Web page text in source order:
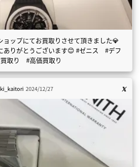
ップにてお買取りさせて頂きました💎
ありがとうございます😊 #ゼニス #デフ
取り #高価買取り
2024/12/27